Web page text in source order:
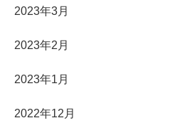
2023年3月
2023年2月
2023年1月
2022年12月